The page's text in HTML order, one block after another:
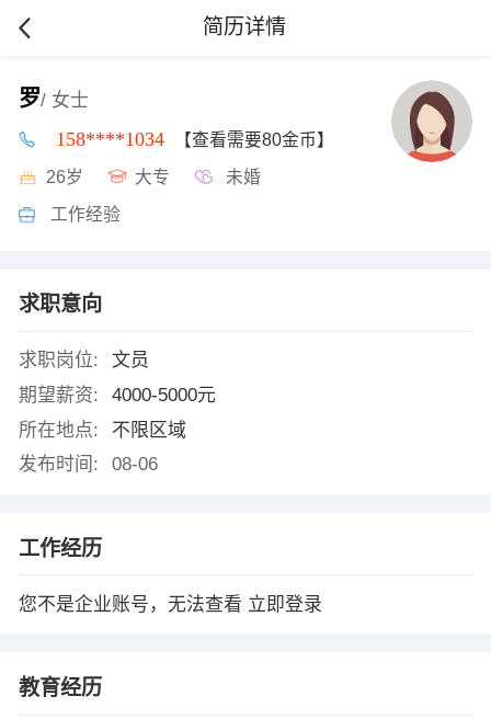
简历详情
罗/ 女士
158****1034 【查看需要80金币】
26岁 大专 未婚
工作经验
求职意向
求职岗位:
文员
期望薪资:
4000-5000元
所在地点:
不限区域
发布时间:
08-06
工作经历
您不是企业账号，无法查看 立即登录
教育经历